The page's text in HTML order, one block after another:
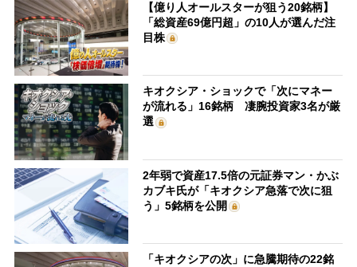
【億り人オールスターが狙う20銘柄】
「総資産69億円超」の10人が選んだ注
目株
キオクシア・ショックで「次にマネー
が流れる」16銘柄 凄腕投資家3名が厳
選
2年弱で資産17.5倍の元証券マン・かぶ
カブキ氏が「キオクシア急落で次に狙
う」5銘柄を公開
「キオクシアの次」に急騰期待の22銘